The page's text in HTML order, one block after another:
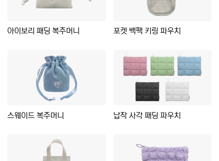
아이보리 패딩 복주머니 포켓 백팩 키링 파우치
스웨이드 복주머니 납작 사각 패딩 파우치